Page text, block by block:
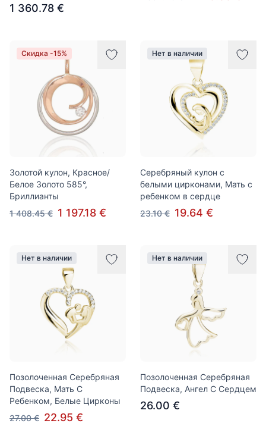
1 360.78 €
Скидка -15%
Золотой кулон, Красное/
Белое Золото 585°,
Бриллианты
1 408.45 € 1 197.18 €
Нет в наличии
Серебряный кулон с
белыми цирконами, Мать с
ребенком в сердце
23.10 € 19.64 €
Нет в наличии
Позолоченная Серебряная
Подвеска, Мать С
Ребенком, Белые Цирконы
27.00 € 22.95 €
Нет в наличии
Позолоченная Серебряная
Подвеска, Ангел С Сердцем
26.00 €